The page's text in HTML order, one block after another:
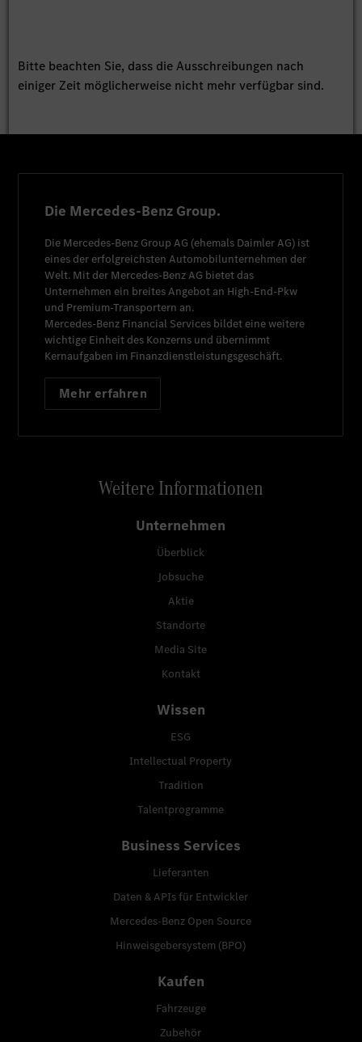
Bitte beachten Sie, dass die Ausschreibungen nach
einiger Zeit möglicherweise nicht mehr verfügbar sind.
Die Mercedes-Benz Group.
Die Mercedes-Benz Group AG (ehemals Daimler AG) ist
eines der erfolgreichsten Automobilunternehmen der
Welt. Mit der Mercedes-Benz AG bietet das
Unternehmen ein breites Angebot an High-End-Pkw
und Premium-Transportern an.
Mercedes-Benz Financial Services bildet eine weitere
wichtige Einheit des Konzerns und übernimmt
Kernaufgaben im Finanzdienstleistungsgeschäft.
Mehr erfahren
Weitere Informationen
Unternehmen
Überblick
Jobsuche
Aktie
Standorte
Media Site
Kontakt
Wissen
ESG
Intellectual Property
Tradition
Talentprogramme
Business Services
Lieferanten
Daten & APIs für Entwickler
Mercedes-Benz Open Source
Hinweisgebersystem (BPO)
Kaufen
Fahrzeuge
Zubehör